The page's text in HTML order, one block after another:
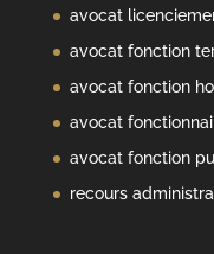
avocat
avocat fonction
avocat fonction
avocat
avocat fonction
recours